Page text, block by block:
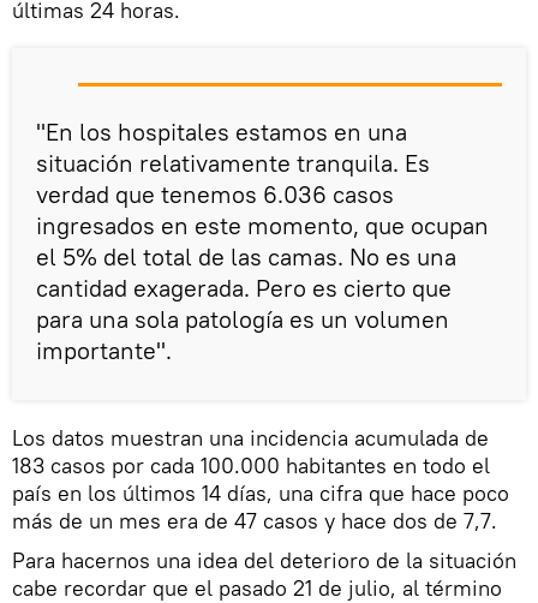
últimas 24 horas.
"En los hospitales estamos en una
situación relativamente tranquila. Es
verdad que tenemos 6.036 casos
ingresados en este momento, que ocupan
el 5% del total de las camas. No es una
cantidad exagerada. Pero es cierto que
para una sola patología es un volumen
importante".
Los datos muestran una incidencia acumulada de
183 casos por cada 100.000 habitantes en todo el
país en los últimos 14 días, una cifra que hace poco
más de un mes era de 47 casos y hace dos de 7,7.
Para hacernos una idea del deterioro de la situación
cabe recordar que el pasado 21 de julio, al término